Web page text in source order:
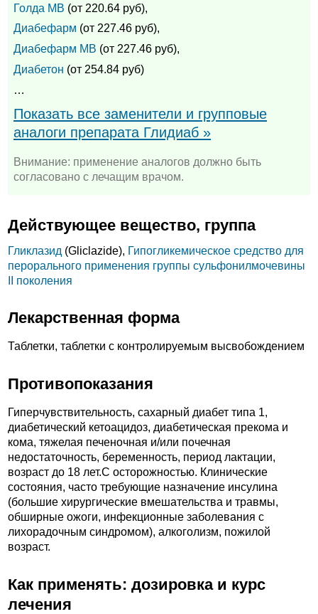
Голда МВ (от 220.64 руб),
Диабефарм (от 227.46 руб),
Диабефарм МВ (от 227.46 руб),
Диабетон (от 254.84 руб)
…
Показать все заменители и групповые
аналоги препарата Глидиаб »
Внимание: применение аналогов должно быть
согласовано с лечащим врачом.
Действующее вещество, группа
Гликлазид (Gliclazide), Гипогликемическое средство для
перорального применения группы сульфонилмочевины
II поколения
Лекарственная форма
Таблетки, таблетки с контролируемым высвобождением
Противопоказания
Гиперчувствительность, сахарный диабет типа 1,
диабетический кетоацидоз, диабетическая прекома и
кома, тяжелая печеночная и/или почечная
недостаточность, беременность, период лактации,
возраст до 18 лет.C осторожностью. Клинические
состояния, часто требующие назначение инсулина
(большие хирургические вмешательства и травмы,
обширные ожоги, инфекционные заболевания с
лихорадочным синдромом), алкоголизм, пожилой
возраст.
Как применять: дозировка и курс
лечения